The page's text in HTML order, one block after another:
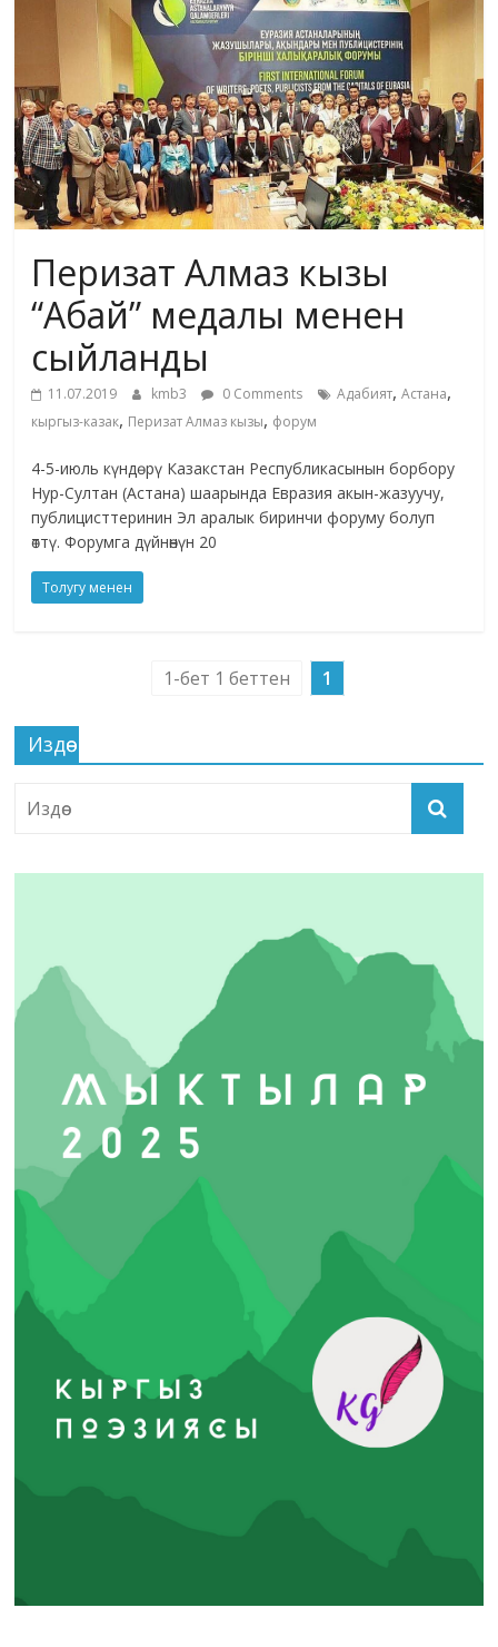
адабияты
Перизат Алмаз кызы
“Абай” медалы менен
сыйланды
11.07.2019 kmb3 0 Comments Адабият,Астана,
кыргыз-казак, Перизат Алмаз кызы, форум
4-5-июль күндѳрү Казакстан Республикасынын борбору
Нур-Султан (Астана) шаарында Евразия акын-жазуучу,
публицисттеринин Эл аралык биринчи форуму болуп
өттү. Форумга дүйнөнүн 20
Толугу менен
1-бет 1 беттен 1
Издөө